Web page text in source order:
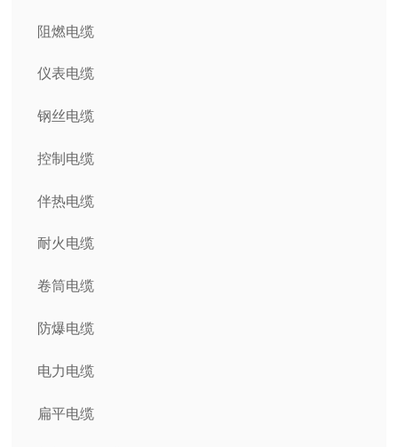
阻燃电缆
仪表电缆
钢丝电缆
控制电缆
伴热电缆
耐火电缆
卷筒电缆
防爆电缆
电力电缆
扁平电缆